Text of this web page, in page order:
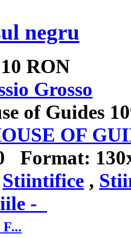
negru
10 RON
Grosso
of Guides
OF
Format:
Stiintifice ,
-